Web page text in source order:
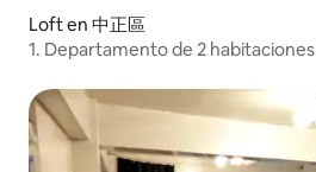
ilegal en Taiwán(misma situación en
Malasia/Singapur/Singapur/Hong
Kong/Macao/Corea/Filipinas/
muestras las fotos de suministros
alojamiento en el sitio web
directamente, la policía tiene la
Loft en 中正區
1. Departamento de 2
estación de Taipei, ideal para 4-8